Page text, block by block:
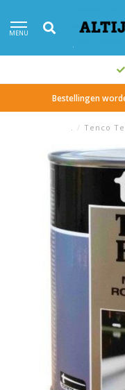
MENU
Bestellingen
. / Tenco